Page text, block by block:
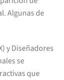
Algunas de
y Diseñadores
se
que